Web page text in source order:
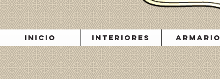
INICIO INTERIORES